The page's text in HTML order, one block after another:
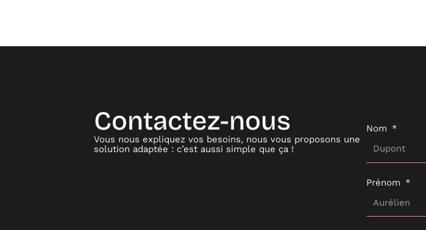
Contactez-nous
Vous nous expliquez vos besoins, nous vous proposons une
solution adaptée : c’est aussi simple que ça !
Nom
Prénom